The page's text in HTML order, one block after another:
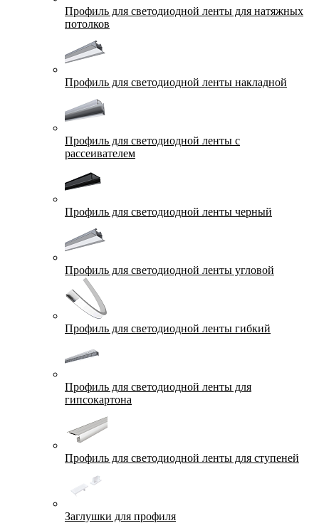
Профиль для светодиодной ленты для натяжных
потолков
Профиль для светодиодной ленты накладной
Профиль для светодиодной ленты с
рассеивателем
Профиль для светодиодной ленты черный
Профиль для светодиодной ленты угловой
Профиль для светодиодной ленты гибкий
Профиль для светодиодной ленты для
гипсокартона
Профиль для светодиодной ленты для ступеней
Заглушки для профиля